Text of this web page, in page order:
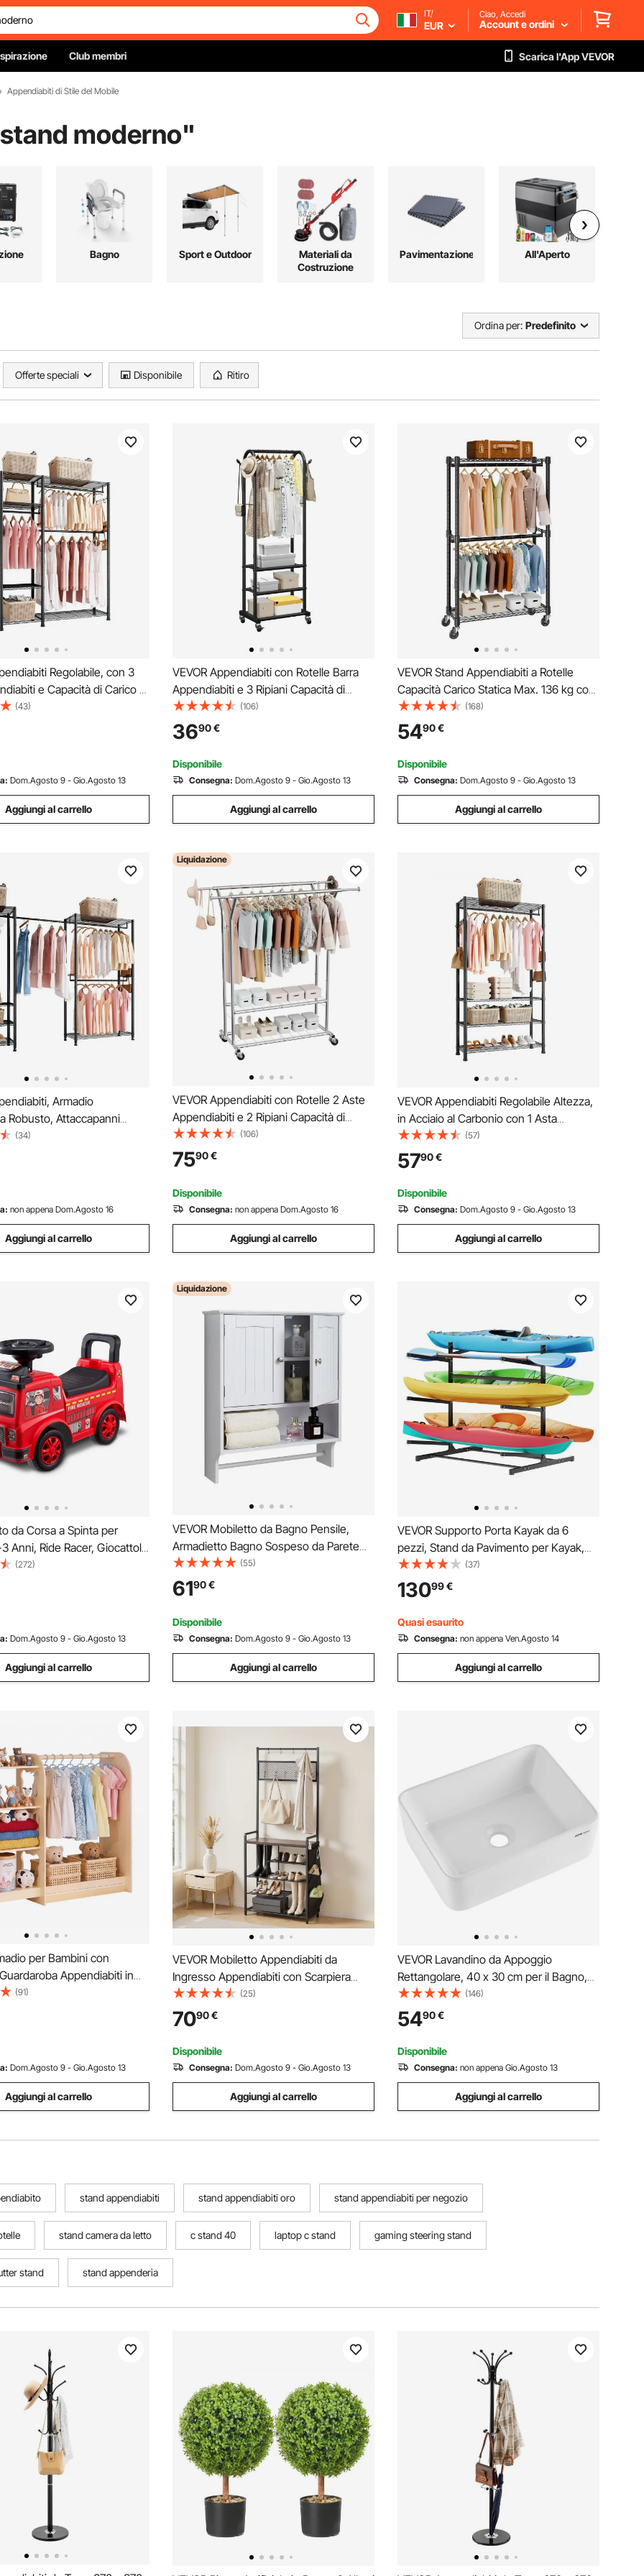
IT/
EUR
Ciao, Accedi
Account e ordini
Club membri Scarica l'App VEVOR
Appendiabiti di Stile del Mobile
moderno"
Bagno Sport e Outdoor
Materiali da
Costruzione
Pavimentazione All'Aperto
Ordina per: Predefinito
Offerte speciali Disponibile Ritiro
Regolabile, con 3
e Capacità di Carico di
e 8 Ganci, Guardaroba
da Letto, Negozio di
Guardaroba, Corridoio
(43)
Dom.Agosto 9 - Gio.Agosto 13
Aggiungi al carrello
VEVOR Appendiabiti con Rotelle Barra
Appendiabiti e 3 Ripiani Capacità di
Carico Fino a 45 kg Robusto
Appendiabiti in Acciaio al Carbonio per
Camera da Letto, Lavanderia, Soggiorno,
Nero
(106)
3690€
Disponibile
Consegna: Dom.Agosto 9 - Gio.Agosto 13
Aggiungi al carrello
VEVOR Stand Appendiabiti a Rotelle
Capacità Carico Statica Max. 136 kg con
2 Ripiani Carico 45 kg Singolo Camera
da Letto Soggiorno, Appendiabiti 4
Ruote 915x450x2040 mm in Acciaio al
Carbonio Q235
(168)
5490€
Disponibile
Consegna: Dom.Agosto 9 - Gio.Agosto 13
Aggiungi al carrello
Armadio
Robusto, Attaccapanni
con Struttura in Acciaio,
Attaccapanni con Ripiani
per Camera da Letto,
(34)
non appena Dom.Agosto 16
Aggiungi al carrello
Liquidazione
VEVOR Appendiabiti con Rotelle 2 Aste
Appendiabiti e 2 Ripiani Capacità di
Carico Fino a 120 kg Appendiabiti in
Acciaio al Carbonio Regolabile in Altezza
per Camera da Letto Lavanderia
(106)
7590€
Disponibile
Consegna: non appena Dom.Agosto 16
Aggiungi al carrello
VEVOR Appendiabiti Regolabile Altezza,
in Acciaio al Carbonio con 1 Asta
Appendiabiti e Capacità di Carico di 227
kg, 4 Ripiani e 8 Ganci, per Camera da
Letto, Guardaroba, Corridoio
(57)
5790€
Disponibile
Consegna: Dom.Agosto 9 - Gio.Agosto 13
Aggiungi al carrello
da Corsa a Spinta per
Anni, Ride Racer, Giocattolo
Bambini Sit to Stand,
da Guida con Volante
Portaoggetti Sotto il
(272)
Dom.Agosto 9 - Gio.Agosto 13
Aggiungi al carrello
Liquidazione
VEVOR Mobiletto da Bagno Pensile,
Armadietto Bagno Sospeso da Parete
con 2 Ante e Ripiani Regolabili, 3 Livelli,
Mobiletto da Parete con Divisorio Aperto
e Portasciugamani per Lavanderia
(55)
6190€
Disponibile
Consegna: Dom.Agosto 9 - Gio.Agosto 13
Aggiungi al carrello
VEVOR Supporto Porta Kayak da 6
pezzi, Stand da Pavimento per Kayak,
Supporto da Terra Autoportante per
Deposito Bifacciale Canoe Tavola da
Surf SUP da Garage per Spiaggia Mare,
Carico max. 180 kg
(37)
13099€
Quasi esaurito
Consegna: non appena Ven.Agosto 14
Aggiungi al carrello
per Bambini con
Appendiabiti in
Mobile Contenitore per
dei Giochi Camera da
Travestimenti
Vestiti
(91)
Dom.Agosto 9 - Gio.Agosto 13
Aggiungi al carrello
VEVOR Mobiletto Appendiabiti da
Ingresso Appendiabiti con Scarpiera
Ripiani Portaoggetti per Soggiorno
Camera da Letto, Mobiletto
Attaccapanni 750 x 300 x 1800 mm con
Ganci Porta Sciarpa Scarpe
(25)
7090€
Disponibile
Consegna: Dom.Agosto 9 - Gio.Agosto 13
Aggiungi al carrello
VEVOR Lavandino da Appoggio
Rettangolare, 40 x 30 cm per il Bagno,
Lavabo da Appoggio in Ceramica Bianca
Sopra il Piano, Stile Moderno, Luminoso
ed Elegante, per Bagno, Hotel, Toilette,
Camper
(146)
5490€
Disponibile
Consegna: non appena Gio.Agosto 13
Aggiungi al carrello
stand appendiabiti stand appendiabiti oro stand appendiabiti per negozio
stand camera da letto c stand 40 laptop c stand gaming steering stand
stand stand appenderia